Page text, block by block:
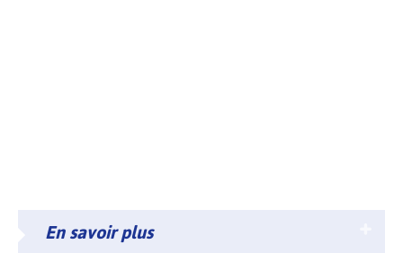
En savoir plus